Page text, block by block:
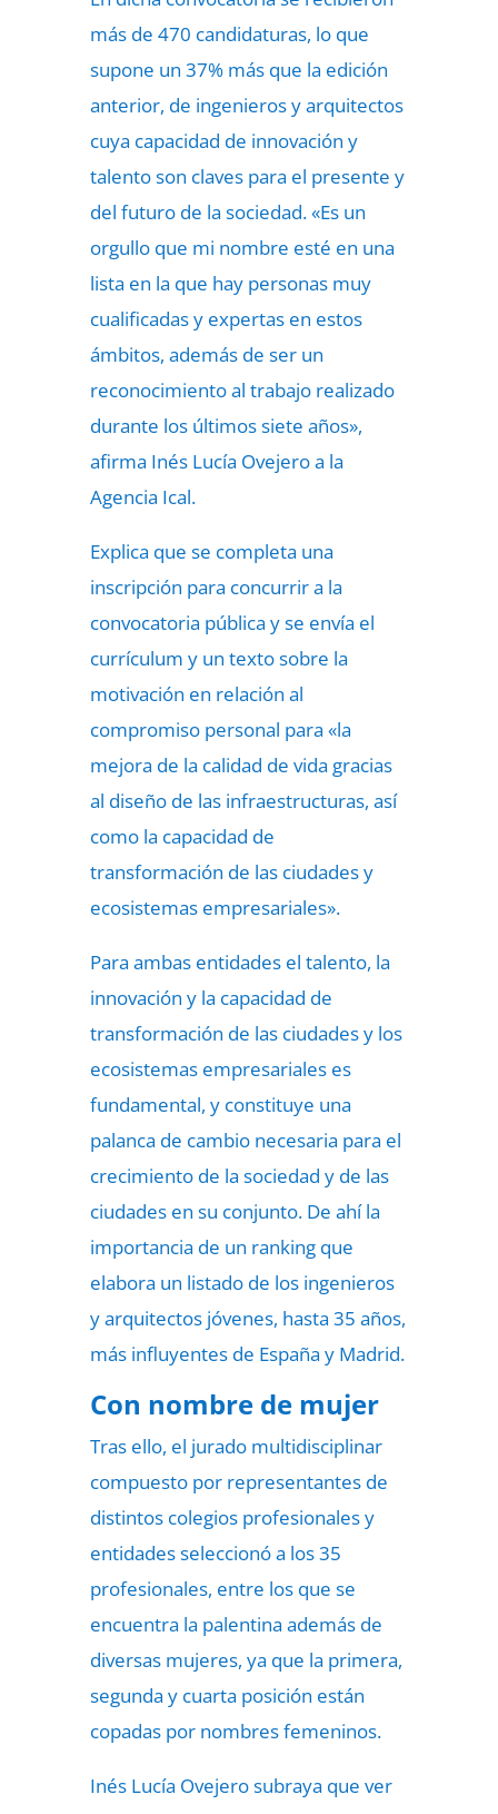
más de 470 candidaturas, lo que
supone un 37% más que la edición
anterior, de ingenieros y arquitectos
cuya capacidad de innovación y
talento son claves para el presente y
del futuro de la sociedad. «Es un
orgullo que mi nombre esté en una
lista en la que hay personas muy
cualificadas y expertas en estos
ámbitos, además de ser un
reconocimiento al trabajo realizado
durante los últimos siete años»,
afirma Inés Lucía Ovejero a la
Agencia Ical.
Explica que se completa una
inscripción para concurrir a la
convocatoria pública y se envía el
currículum y un texto sobre la
motivación en relación al
compromiso personal para «la
mejora de la calidad de vida gracias
al diseño de las infraestructuras, así
como la capacidad de
transformación de las ciudades y
ecosistemas empresariales».
Para ambas entidades el talento, la
innovación y la capacidad de
transformación de las ciudades y los
ecosistemas empresariales es
fundamental, y constituye una
palanca de cambio necesaria para el
crecimiento de la sociedad y de las
ciudades en su conjunto. De ahí la
importancia de un ranking que
elabora un listado de los ingenieros
y arquitectos jóvenes, hasta 35 años,
más influyentes de España y Madrid.
Con nombre de mujer
Tras ello, el jurado multidisciplinar
compuesto por representantes de
distintos colegios profesionales y
entidades seleccionó a los 35
profesionales, entre los que se
encuentra la palentina además de
diversas mujeres, ya que la primera,
segunda y cuarta posición están
copadas por nombres femeninos.
Inés Lucía Ovejero subraya que ver